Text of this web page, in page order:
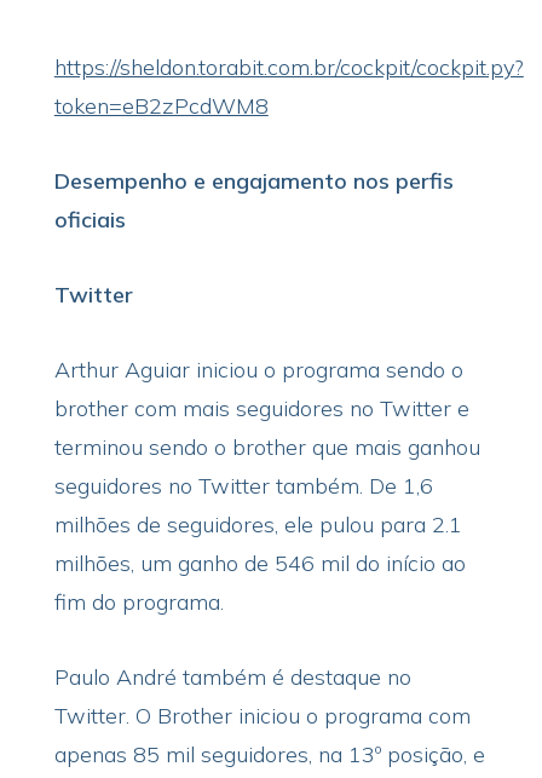
https://sheldon.torabit.com.br/cockpit/cockpit.py?
token=eB2zPcdWM8
Desempenho e engajamento nos perfis
oficiais
Twitter
Arthur Aguiar iniciou o programa sendo o
brother com mais seguidores no Twitter e
terminou sendo o brother que mais ganhou
seguidores no Twitter também. De 1,6
milhões de seguidores, ele pulou para 2.1
milhões, um ganho de 546 mil do início ao
fim do programa.
Paulo André também é destaque no
Twitter. O Brother iniciou o programa com
apenas 85 mil seguidores, na 13º posição, e